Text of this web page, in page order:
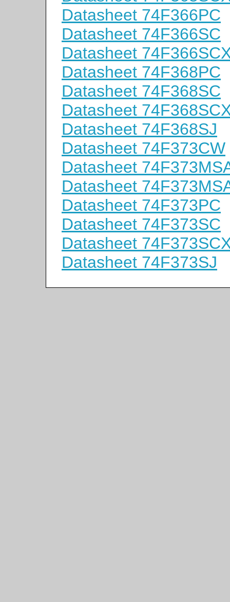
Datasheet 74F366PC
Datasheet 74F366SC
Datasheet
Datasheet 74F368PC
Datasheet 74F368SC
Datasheet
Datasheet 74F368SJ
Datasheet 74F373CW
Datasheet
Datasheet
Datasheet 74F373PC
Datasheet 74F373SC
Datasheet
Datasheet 74F373SJ